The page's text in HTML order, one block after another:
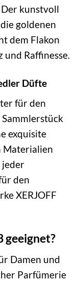
kunstvoll
goldenen
dem Flakon
und Raffinesse.
Düfte
für den
exquisite
Materialien
jeder
den
XERJOFF
geeignet?
Damen und
Parfümerie